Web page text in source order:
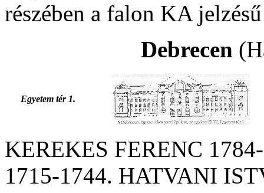
részében a falon KA
Debrecen
Egyetem tér 1.
KEREKES FERENC
1715-1744. HATVANI